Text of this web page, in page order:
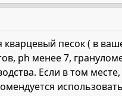
песок ( в
ph менее 7,
Если в том